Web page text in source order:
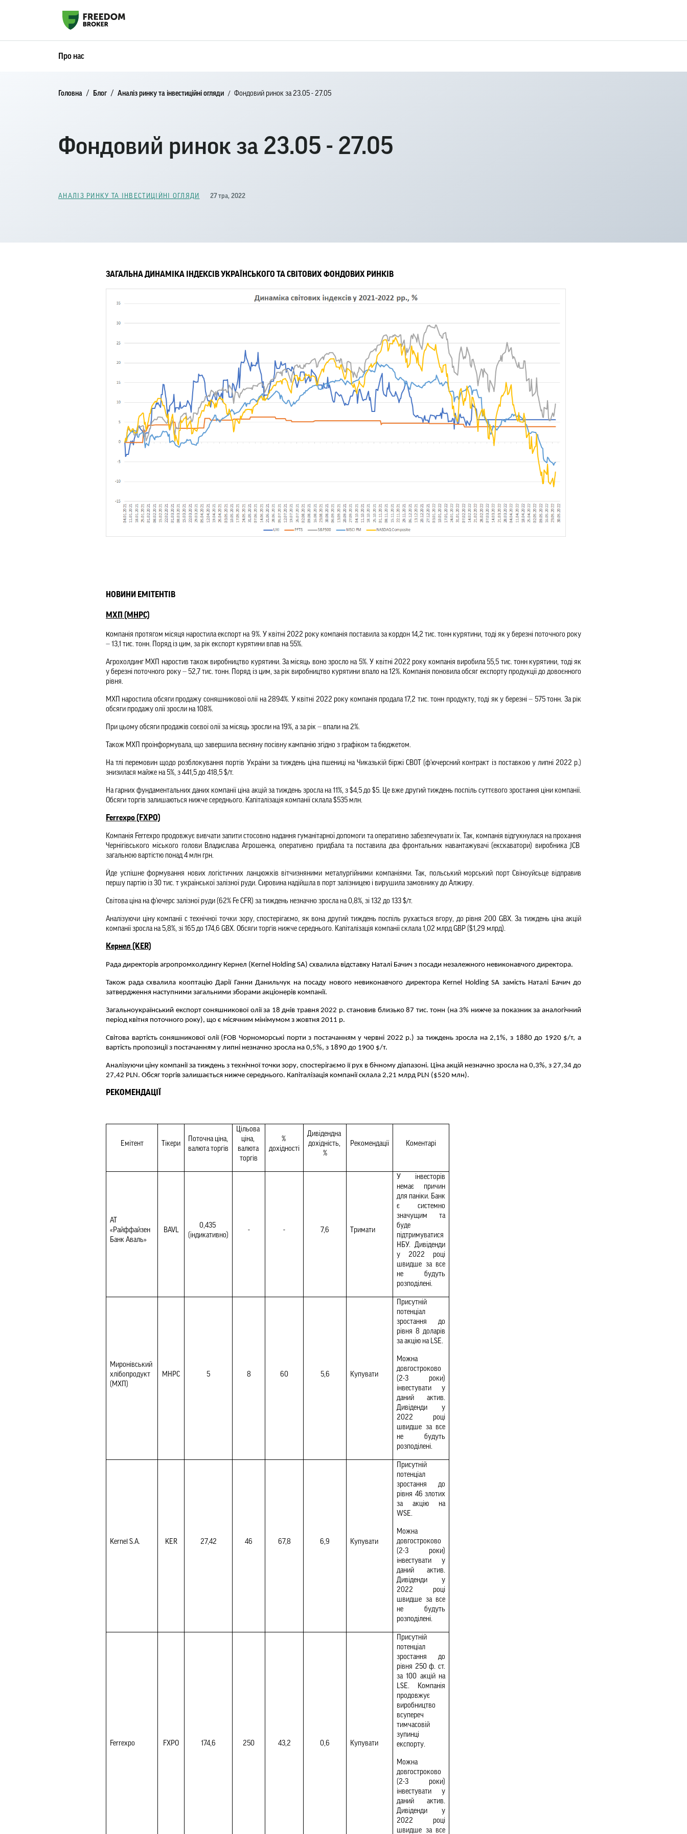
Про нас
Головна Блог Аналіз ринку та інвестиційні огляди Фондовий ринок за 23.05 - 27.05
Фондовий ринок за 23.05 - 27.05
АНАЛІЗ РИНКУ ТА ІНВЕСТИЦІЙНІ ОГЛЯДИ 27 тра, 2022
ЗАГАЛЬНА ДИНАМІКА ІНДЕКСІВ УКРАЇНСЬКОГО ТА СВІТОВИХ ФОНДОВИХ РИНКІВ
НОВИНИ ЕМІТЕНТІВ
МХП (MHPC)
К
— 13,1 тис. тонн. Поряд із цим, за рік експорт курятини впав на 55%.
Агрохолдинг МХП наростив також виробництво курятини. За місяць воно зросло на 5%. У квітні 2022 року компанія виробила 55,5 тис. тонн курятини, тоді як
у березні поточного року — 52,7 тис. тонн. Поряд із цим, за рік виробництво курятини впало на 12%. Компанія поновила обсяг експорту продукції до довоєнного
рівня.
МХП наростила обсяги продажу соняшникової олії на 2894%. У квітні 2022 року компанія продала 17,2 тис. тонн продукту, тоді як у березні — 575 тонн. За рік
обсяги продажу олії зросли на 108%.
При цьому обсяги продажів соєвої олії за місяць зросли на 19%, а за рік — впали на 2%.
Також МХП проінформувала, що завершила весняну посівну кампанію згідно з графіком та бюджетом.
На тлі перемовин щодо розблокування портів України за тиждень ціна пшениці на Чиказькій біржі СВОТ (ф'ючерсний контракт із поставкою у липні 2022 р.)
знизилася майже на 5%, з 441,5 до 418,5 $/т.
На гарних фундаментальних даних компанії ціна акцій за тиждень зросла на 11%, з $4,5 до $5. Це вже другий тиждень поспіль суттєвого зростання ціни компанії.
Обсяги торгів залишаються нижче середнього. Капіталізація компанії склала $535 млн.
Ferrexpo (FXPO)
Компанія Ferrexpo продовжує вивчати запити стосовно надання гуманітарної допомоги та оперативно забезпечувати їх. Так, компанія відгукнулася на прохання
Чернігівського міського голови Владислава Атрошенка, оперативно придбала та поставила два фронтальних навантажувачі (екскаватори) виробника JCB
загальною вартістю понад 4 млн грн.
Йде успішне формування нових логістичних ланцюжків вітчизняними металургійними компаніями. Так, польський морський порт Свіноуйсьце відправив
першу партію із 30 тис. т української залізної руди. Сировина надійшла в порт залізницею і вирушила замовнику до Алжиру.
Світова ціна на ф'ючерс залізної руди (62% Fe CFR) за тиждень незначно зросла на 0,8%, зі 132 до 133 $/т.
Аналізуючи ціну компанії с технічної точки зору, спостерігаємо, як вона другий тиждень поспіль рухається вгору, до рівня 200 GBX. За тиждень ціна акцій
компанії зросла на 5,8%, зі 165 до 174,6 GBX. Обсяги торгів нижче середнього. Капіталізація компанії склала 1,02 млрд GBP ($1,29 млрд).
Кернел (KER)
Рада директорів агропромхолдингу Кернел (Kernel Holding SA) схвалила відставку Наталі Бачич з посади незалежного невиконавчого директора.
Також рада схвалила кооптацію Дарії Ганни Данильчук на посаду нового невиконавчого директора Kernel Holding SA замість Наталі Бачич до
затвердження наступними загальними зборами акціонерів компанії.
Загальноукраїнський експорт соняшникової олії за 18 днів травня 2022 р. становив близько 87 тис. тонн (на 3% нижче за показник за аналогічний
період квітня поточного року), що є місячним мінімумом з жовтня 2011 р.
Світова вартість соняшникової олії (FOB Чорноморські порти з постачанням у червні 2022 р.) за тиждень зросла на 2,1%, з 1880 до 1920 $/т, а
вартість пропозиції з постачанням у липні незначно зросла на 0,5%, з 1890 до 1900 $/т.
Аналізуючи ціну компанії за тиждень з технічної точки зору, спостерігаємо її рух в бічному діапазоні. Ціна акцій незначно зросла на 0,3%, з 27,34 до
27,42 PLN. Обсяг торгів залишається нижче середнього. Капіталізація компанії склала 2,21 млрд PLN ($520 млн).
РЕКОМЕНДАЦІЇ
Емітент Тікери
Поточна ціна,
валюта торгів
Цільова
ціна,
валюта
торгів
%
дохідності
Дивідендна
дохідність,
%
Рекомендації Коментарі
АТ
«Райффайзен
Банк Аваль»
BAVL
0,435
(індикативно)
- - 7,6 Тримати
У інвесторів
немає причин
для паніки. Банк
є системно
значущим та
буде
підтримуватися
НБУ. Дивіденди
у 2022 році
швидше за все
не будуть
розподілені.
Миронівський
хлібопродукт
(МХП)
MHPC 5 8 60 5,6 Купувати
Присутній
потенціал
зростання до
рівня 8 доларів
за акцію на LSE.
Можна
довгостроково
(2-3 роки)
інвестувати у
даний актив.
Дивіденди у
2022 році
швидше за все
не будуть
розподілені.
Kernel S.A. KER 27,42 46 67,8 6,9 Купувати
Присутній
потенціал
зростання до
рівня 46 злотих
за акцію на
WSE.
Можна
довгостроково
(2-3 роки)
інвестувати у
даний актив.
Дивіденди у
2022 році
швидше за все
не будуть
розподілені.
Ferrexpo FXPO 174,6 250 43,2 0,6 Купувати
Присутній
потенціал
зростання до
рівня 250 ф. ст.
за 100 акцій на
LSE. Компанія
продовжує
виробництво
всупереч
тимчасовій
зупинці
експорту.
Можна
довгостроково
(2-3 роки)
інвестувати у
даний актив.
Дивіденди у
2022 році
швидше за все